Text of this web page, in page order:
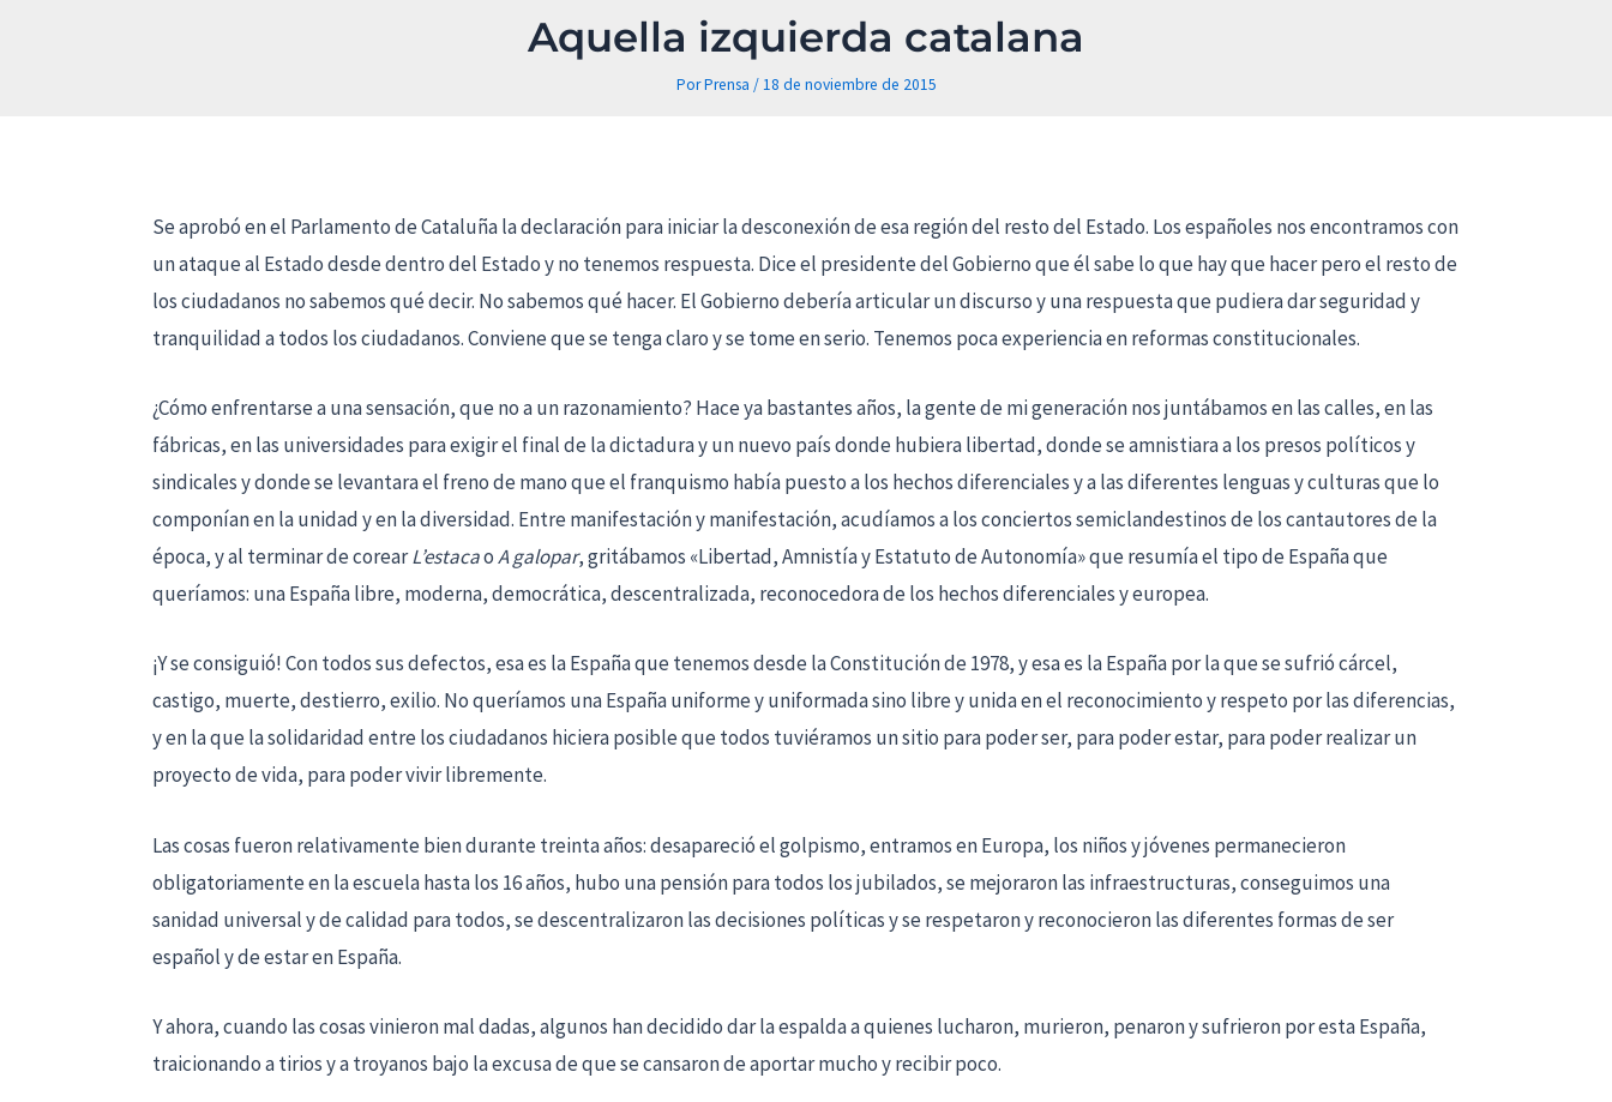
Aquella izquierda catalana
PorPrensa /18 de noviembre de 2015
Se aprobó en el Parlamento de Cataluña la declaración para iniciar la desconexión de esa región del resto del Estado. Los españoles nos encontramos con
un ataque al Estado desde dentro del Estado y no tenemos respuesta. Dice el presidente del Gobierno que él sabe lo que hay que hacer pero el resto de
los ciudadanos no sabemos qué decir. No sabemos qué hacer. El Gobierno debería articular un discurso y una respuesta que pudiera dar seguridad y
tranquilidad a todos los ciudadanos. Conviene que se tenga claro y se tome en serio. Tenemos poca experiencia en reformas constitucionales.
¿Cómo enfrentarse a una sensación, que no a un razonamiento? Hace ya bastantes años, la gente de mi generación nos juntábamos en las calles, en las
fábricas, en las universidades para exigir el final de la dictadura y un nuevo país donde hubiera libertad, donde se amnistiara a los presos políticos y
sindicales y donde se levantara el freno de mano que el franquismo había puesto a los hechos diferenciales y a las diferentes lenguas y culturas que lo
componían en la unidad y en la diversidad. Entre manifestación y manifestación, acudíamos a los conciertos semiclandestinos de los cantautores de la
época, y al terminar de corearL’estacaoA galopar, gritábamos «Libertad, Amnistía y Estatuto de Autonomía» que resumía el tipo de España que
queríamos: una España libre, moderna, democrática, descentralizada, reconocedora de los hechos diferenciales y europea.
¡Y se consiguió! Con todos sus defectos, esa es la España que tenemos desde la Constitución de 1978, y esa es la España por la que se sufrió cárcel,
castigo, muerte, destierro, exilio. No queríamos una España uniforme y uniformada sino libre y unida en el reconocimiento y respeto por las diferencias,
y en la que la solidaridad entre los ciudadanos hiciera posible que todos tuviéramos un sitio para poder ser, para poder estar, para poder realizar un
proyecto de vida, para poder vivir libremente.
Las cosas fueron relativamente bien durante treinta años: desapareció el golpismo, entramos en Europa, los niños y jóvenes permanecieron
obligatoriamente en la escuela hasta los 16 años, hubo una pensión para todos los jubilados, se mejoraron las infraestructuras, conseguimos una
sanidad universal y de calidad para todos, se descentralizaron las decisiones políticas y se respetaron y reconocieron las diferentes formas de ser
español y de estar en España.
Y ahora, cuando las cosas vinieron mal dadas, algunos han decidido dar la espalda a quienes lucharon, murieron, penaron y sufrieron por esta España,
traicionando a tirios y a troyanos bajo la excusa de que se cansaron de aportar mucho y recibir poco.